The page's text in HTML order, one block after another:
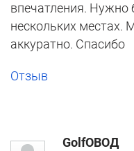
впечатления. Нужно
нескольких местах.
аккуратно. Спасибо
Отзыв
GolfОВОД